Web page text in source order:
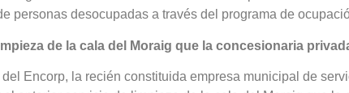
personas desocupadas a través del programa de
de la cala del Moraig que la concesionaria
Encorp, la recién constituida empresa municipal de